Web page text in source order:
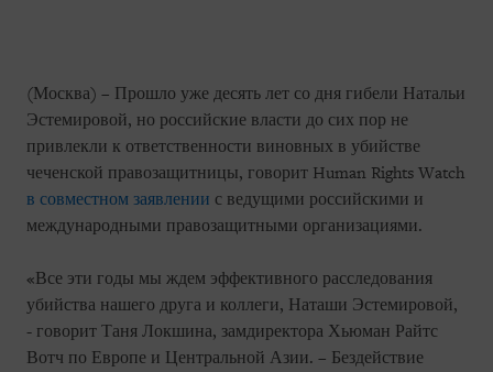
(Москва) – Прошло уже десять лет со дня гибели Натальи
Эстемировой, но российские власти до сих пор не
привлекли к ответственности виновных в убийстве
чеченской правозащитницы, говорит Human Rights Watch
в совместном заявлении с ведущими российскими и
международными правозащитными организациями.
«Все эти годы мы ждем эффективного расследования
убийства нашего друга и коллеги, Наташи Эстемировой,
- говорит Таня Локшина, замдиректора Хьюман Райтс
Вотч по Европе и Центральной Азии. – Бездействие